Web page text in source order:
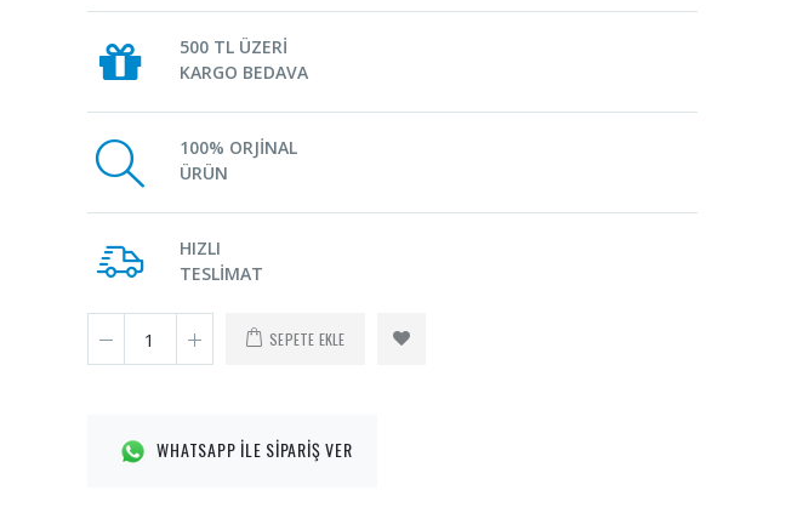
500 TL ÜZERİ
KARGO BEDAVA
100% ORJİNAL
ÜRÜN
HIZLI
TESLİMAT
SEPETE EKLE
WHATSAPP İLE SİPARİŞ VER